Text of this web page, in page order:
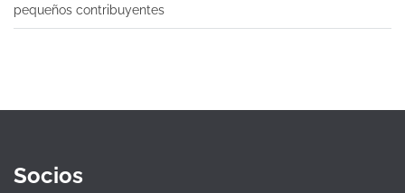
pequeños contribuyentes
Socios